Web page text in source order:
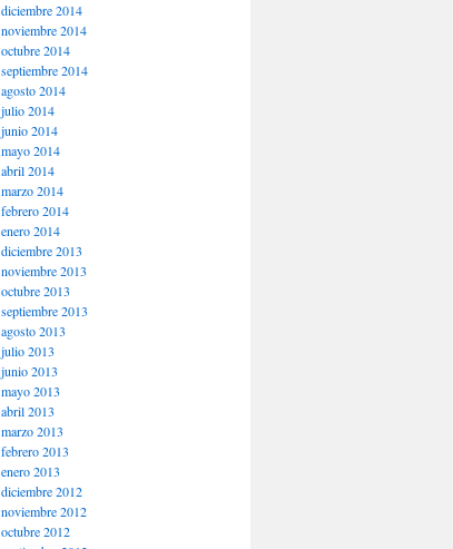
diciembre 2014
noviembre 2014
octubre 2014
septiembre 2014
agosto 2014
julio 2014
junio 2014
mayo 2014
abril 2014
marzo 2014
febrero 2014
enero 2014
diciembre 2013
noviembre 2013
octubre 2013
septiembre 2013
agosto 2013
julio 2013
junio 2013
mayo 2013
abril 2013
marzo 2013
febrero 2013
enero 2013
diciembre 2012
noviembre 2012
octubre 2012